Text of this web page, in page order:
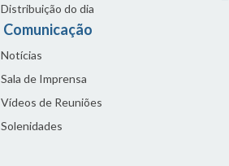
Distribuição do dia
Comunicação
Notícias
Sala de Imprensa
Vídeos de Reuniões
Solenidades